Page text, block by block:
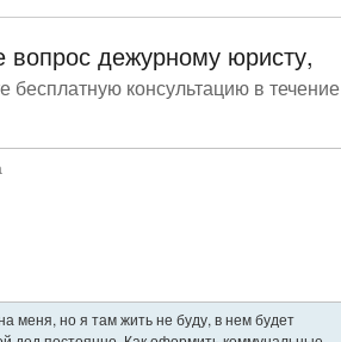
вопрос дежурному юристу,
бесплатную консультацию в течение
меня, но я там жить не буду, в нем будет